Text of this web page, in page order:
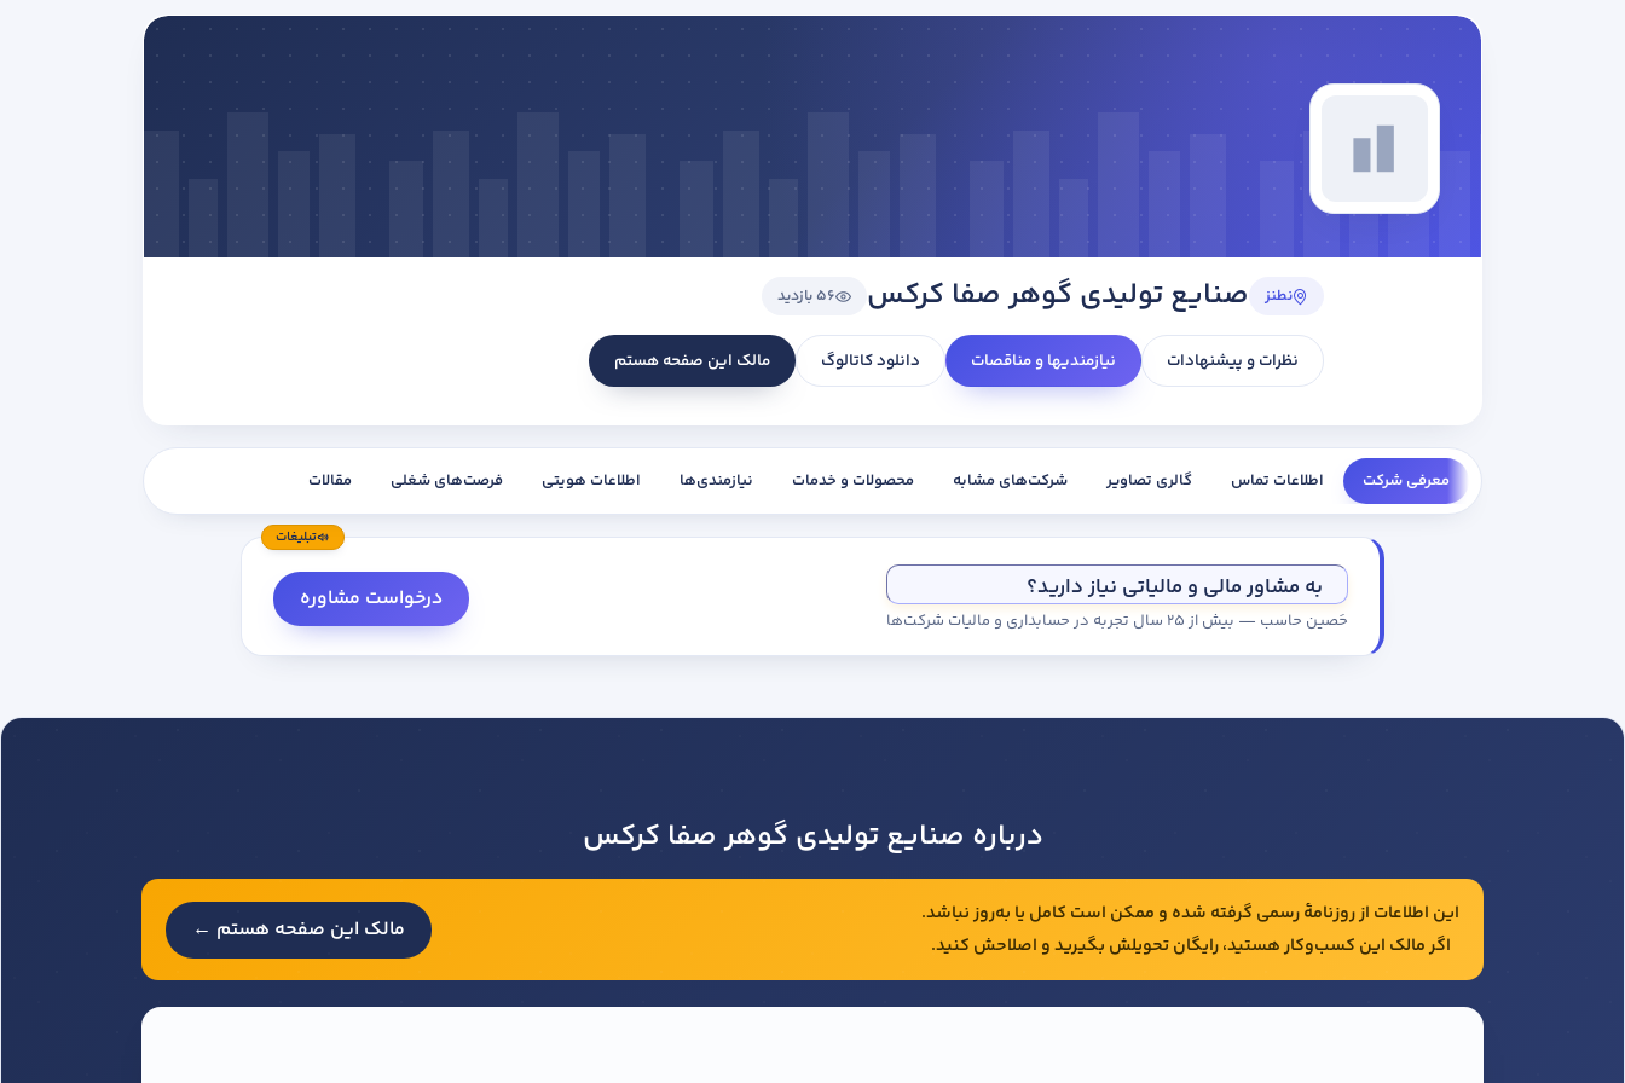
نطنز صنایع تولیدی گوهر صفا کرکس 56 بازدید
نظرات و پیشنهادات نیازمندیها و مناقصات دانلود کاتالوگ مالک این صفحه هستم
معرفی شرکت اطلاعات تماس گالری تصاویر شرکت‌های مشابه محصولات و خدمات نیازمندی‌ها اطلاعات هویتی فرصت‌های شغلی مقالات
تبلیغات
به مشاور مالی و مالیاتی نیاز دارید؟
حَصین حاسب — بیش از ۲۵ سال تجربه در حسابداری و مالیات شرکت‌ها
درخواست مشاوره
درباره صنایع تولیدی گوهر صفا کرکس
این اطلاعات از روزنامهٔ رسمی گرفته شده و ممکن است کامل یا به‌روز نباشد.
اگر مالک این کسب‌وکار هستید، رایگان تحویلش بگیرید و اصلاحش کنید.
مالک این صفحه هستم ←